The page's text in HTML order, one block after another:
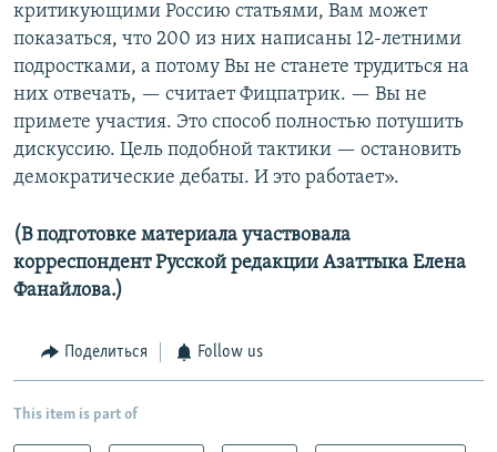
критикующими Россию статьями, Вам может
показаться, что 200 из них написаны 12-летними
подростками, а потому Вы не станете трудиться на
них отвечать, — считает Фицпатрик. — Вы не
примете участия. Это способ полностью потушить
дискуссию. Цель подобной тактики — остановить
демократические дебаты. И это работает».
(В подготовке материала участвовала
корреспондент Русской редакции Азаттыка Елена
Фанайлова.)
Поделиться Follow us
This item is part of